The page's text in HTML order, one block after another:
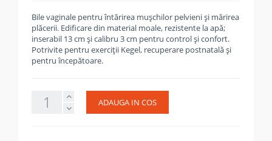
Bile vaginale pentru întărirea mușchilor pelvieni și mărirea
plăcerii. Edificare din material moale, rezistente la apă;
inserabil 13 cm și calibru 3 cm pentru control și confort.
Potrivite pentru exerciții Kegel, recuperare postnatală și
pentru începătoare.
ADAUGA IN COS